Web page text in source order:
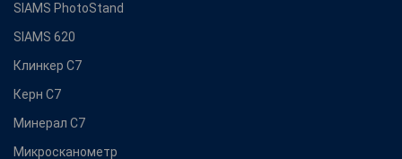
SIAMS PhotoStand
SIAMS 620
Клинкер С7
Керн С7
Минерал С7
Микросканометр